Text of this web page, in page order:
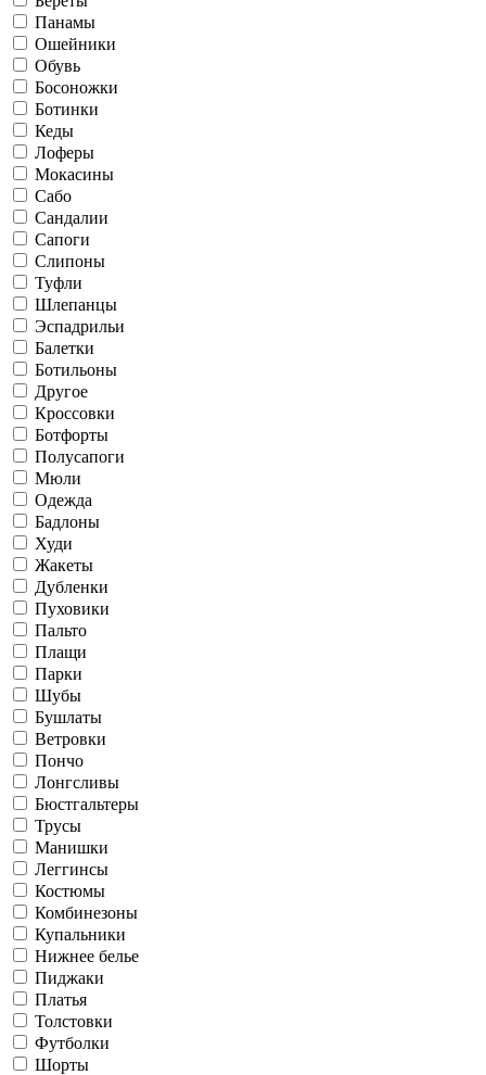
Панамы
Ошейники
Обувь
Босоножки
Ботинки
Кеды
Лоферы
Мокасины
Сабо
Сандалии
Сапоги
Слипоны
Туфли
Шлепанцы
Эспадрильи
Балетки
Ботильоны
Другое
Кроссовки
Ботфорты
Полусапоги
Мюли
Одежда
Бадлоны
Худи
Жакеты
Дубленки
Пуховики
Пальто
Плащи
Парки
Шубы
Бушлаты
Ветровки
Пончо
Лонгсливы
Бюстгальтеры
Трусы
Манишки
Леггинсы
Костюмы
Комбинезоны
Купальники
Нижнее белье
Пиджаки
Платья
Толстовки
Футболки
Шорты